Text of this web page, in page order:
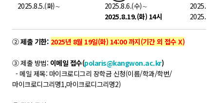
지난 SIF 보기
News
행사
2025.8.5.(화)∼
2025.8.6.(수)∼
2025.8.19.(화) 14시
②제출 기한: 2025년 8월 19일(화) 14:00 까지(기간 외 접수 X)
③ 제출 방법: 이메일 접수(polaris@kangwon.ac.kr)
- 메일 제목: 마이크로디그리 장학금 신청(이름/학과/학번/
마이크로디그리명1,마이크로디그리명2)